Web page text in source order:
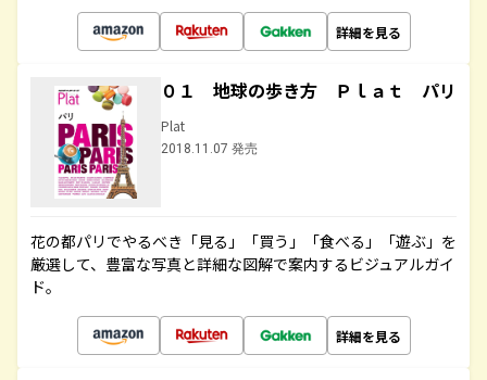
詳細を見る
０１ 地球の歩き方 Ｐｌａｔ パリ
Plat
2018.11.07 発売
花の都パリでやるべき「見る」「買う」「食べる」「遊ぶ」を
厳選して、豊富な写真と詳細な図解で案内するビジュアルガイ
ド。
詳細を見る